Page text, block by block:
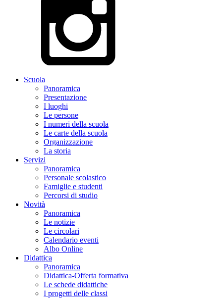
Scuola
Panoramica
Presentazione
I luoghi
Le persone
I numeri della scuola
Le carte della scuola
Organizzazione
La storia
Servizi
Panoramica
Personale scolastico
Famiglie e studenti
Percorsi di studio
Novità
Panoramica
Le notizie
Le circolari
Calendario eventi
Albo Online
Didattica
Panoramica
Didattica-Offerta formativa
Le schede didattiche
I progetti delle classi